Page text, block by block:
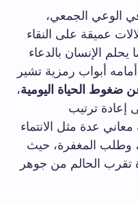
الوعي الجمعي،
عميقة على النقاء
يحلم الإنسان بالدعاء
أبواب رمزية تشير
ضغوط الحياة اليومية،
إعادة ترتيب
عدة مثل الانتماء
وطلب المغفرة، حيث
تقرب الحالم من جوهر